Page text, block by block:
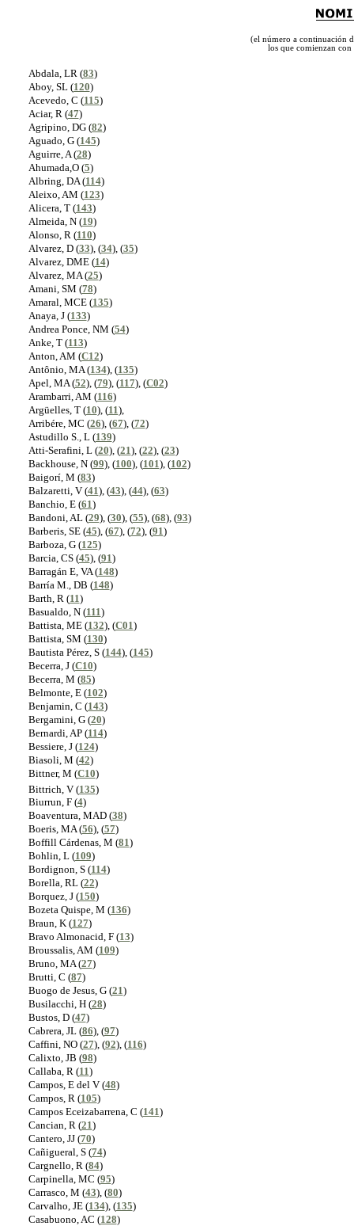
(el número a continuación
los que comienzan
Abdala, LR (83)
Aboy, SL (120)
Acevedo, C (115)
Aciar, R (47)
Agripino, DG (82)
Aguado, G (145)
Aguirre, A (28)
Ahumada,O (5)
Albring, DA (114)
Aleixo, AM (123)
Alicera, T (143)
Almeida, N (19)
Alonso, R (110)
Alvarez, D (33), (34), (35)
Alvarez, DME (14)
Alvarez, MA (25)
Amani, SM (78)
Amaral, MCE (135)
Anaya, J (133)
Andrea Ponce, NM (54)
Anke, T (113)
Anton, AM (C12)
Antônio, MA (134), (135)
Apel, MA (52), (79), (117), (C02)
Arambarri, AM (116)
Argüelles, T (10), (11),
Arribére, MC (26), (67), (72)
Astudillo S., L (139)
Atti-Serafini, L (20), (21), (22), (23)
Backhouse, N (99), (100), (101), (102)
Baigorí, M (83)
Balzaretti, V (41), (43), (44), (63)
Banchio, E (61)
Bandoni, AL (29), (30), (55), (68), (93)
Barberis, SE (45), (67), (72), (91)
Barboza, G (125)
Barcia, CS (45), (91)
Barragán E, VA (148)
Barría M., DB (148)
Barth, R (11)
Basualdo, N (111)
Battista, ME (132), (C01)
Battista, SM (130)
Bautista Pérez, S (144), (145)
Becerra, J (C10)
Becerra, M (85)
Belmonte, E (102)
Benjamin, C (143)
Bergamini, G (20)
Bernardi, AP (114)
Bessiere, J (124)
Biasoli, M (42)
Bittner, M (C10)
Bittrich, V (135)
Biurrun, F (4)
Boaventura, MAD (38)
Boeris, MA (56), (57)
Boffill Cárdenas, M (81)
Bohlin, L (109)
Bordignon, S (114)
Borella, RL (22)
Borquez, J (150)
Bozeta Quispe, M (136)
Braun, K (127)
Bravo Almonacid, F (13)
Broussalis, AM (109)
Bruno, MA (27)
Brutti, C (87)
Buogo de Jesus, G (21)
Busilacchi, H (28)
Bustos, D (47)
Cabrera, JL (86), (97)
Caffini, NO (27), (92), (116)
Calixto, JB (98)
Callaba, R (11)
Campos, E del V (48)
Campos, R (105)
Campos Eceizabarrena, C (141)
Cancian, R (21)
Cantero, JJ (70)
Cañigueral, S (74)
Cargnello, R (84)
Carpinella, MC (95)
Carrasco, M (43), (80)
Carvalho, JE (134), (135)
Casabuono, AC (128)